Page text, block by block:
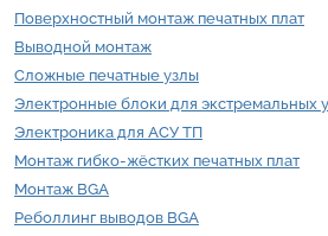
Поверхностный монтаж печатных плат
Выводной монтаж
Сложные печатные узлы
Электронные блоки для экстремальных
Электроника для АСУ ТП
Монтаж гибко-жёстких печатных плат
Монтаж BGA
Реболлинг выводов BGA